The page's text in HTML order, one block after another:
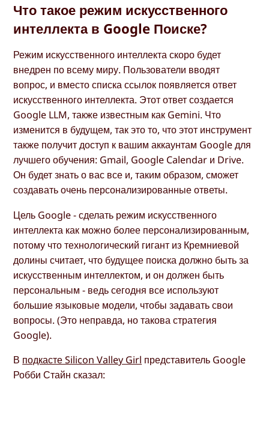
Что такое режим искусственного
интеллекта в Google Поиске?
Режим искусственного интеллекта скоро будет
внедрен по всему миру. Пользователи вводят
вопрос, и вместо списка ссылок появляется ответ
искусственного интеллекта. Этот ответ создается
Google LLM, также известным как Gemini. Что
изменится в будущем, так это то, что этот инструмент
также получит доступ к вашим аккаунтам Google для
лучшего обучения: Gmail, Google Calendar и Drive.
Он будет знать о вас все и, таким образом, сможет
создавать очень персонализированные ответы.
Цель Google - сделать режим искусственного
интеллекта как можно более персонализированным,
потому что технологический гигант из Кремниевой
долины считает, что будущее поиска должно быть за
искусственным интеллектом, и он должен быть
персональным - ведь сегодня все используют
большие языковые модели, чтобы задавать свои
вопросы. (Это неправда, но такова стратегия
Google).
В подкасте Silicon Valley Girl представитель Google
Робби Стайн сказал: